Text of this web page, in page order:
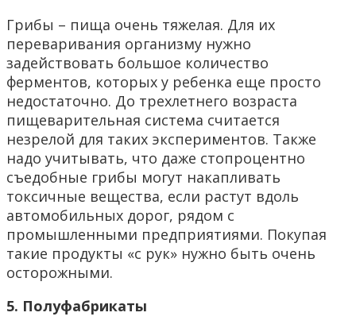
Грибы – пища очень тяжелая. Для их
переваривания организму нужно
задействовать большое количество
ферментов, которых у ребенка еще просто
недостаточно. До трехлетнего возраста
пищеварительная система считается
незрелой для таких экспериментов. Также
надо учитывать, что даже стопроцентно
съедобные грибы могут накапливать
токсичные вещества, если растут вдоль
автомобильных дорог, рядом с
промышленными предприятиями. Покупая
такие продукты «с рук» нужно быть очень
осторожными.
5. Полуфабрикаты